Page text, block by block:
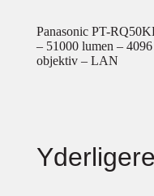
Panasonic PT-
– 51000 lumen –
objektiv – LAN